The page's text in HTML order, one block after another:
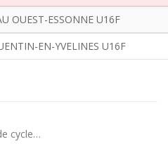
OUEST-ESSONNE U16F
EN-YVELINES U16F
cycle…